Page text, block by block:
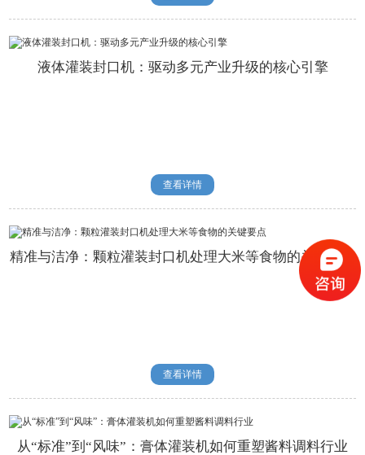
液体灌装封口机：驱动多元产业升级的核心引擎
查看详情
精准与洁净：颗粒灌装封口机处理大米等食物的关键要点
查看详情
从“标准”到“风味”：膏体灌装机如何重塑酱料调料行业